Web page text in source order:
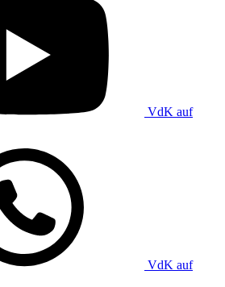
VdK auf
VdK auf